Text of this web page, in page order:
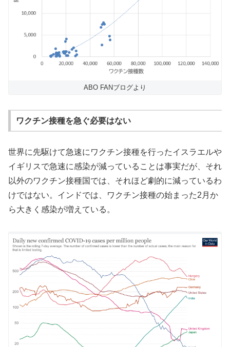
ABO FANブログより
ワクチン接種を急ぐ必要はない
世界に先駆けて急速にワクチン接種を行ったイスラエルや
イギリスで急速に感染が減っていることは事実だが、それ
以外のワクチン接種国では、それほど劇的に減っているわ
けではない。インドでは、ワクチン接種の始まった2月か
ら大きく感染が増えている。